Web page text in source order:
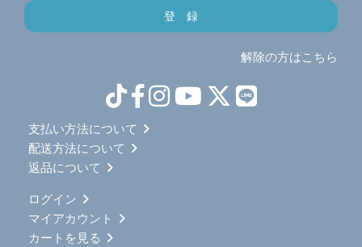
解除の方はこちら
支払い方法について
配送方法について
返品について
ログイン
マイアカウント
カートを見る